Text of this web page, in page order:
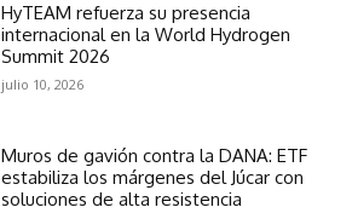
HyTEAM refuerza su presencia
internacional en la World Hydrogen
Summit 2026
julio 10, 2026
Muros de gavión contra la DANA: ETF
estabiliza los márgenes del Júcar con
soluciones de alta resistencia